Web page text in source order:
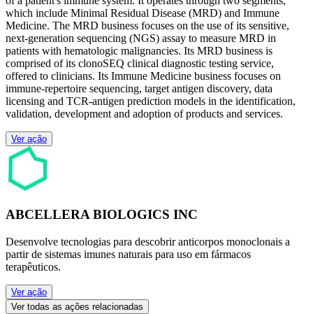
which include Minimal Residual Disease (MRD) and Immune
Medicine. The MRD business focuses on the use of its sensitive,
next-generation sequencing (NGS) assay to measure MRD in
patients with hematologic malignancies. Its MRD business is
comprised of its clonoSEQ clinical diagnostic testing service,
offered to clinicians. Its Immune Medicine business focuses on
immune-repertoire sequencing, target antigen discovery, data
licensing and TCR-antigen prediction models in the identification,
validation, development and adoption of products and services.
Ver ação
ABCELLERA BIOLOGICS INC
Desenvolve tecnologias para descobrir anticorpos monoclonais a
partir de sistemas imunes naturais para uso em fármacos
terapêuticos.
Ver ação
Ver todas as ações relacionadas